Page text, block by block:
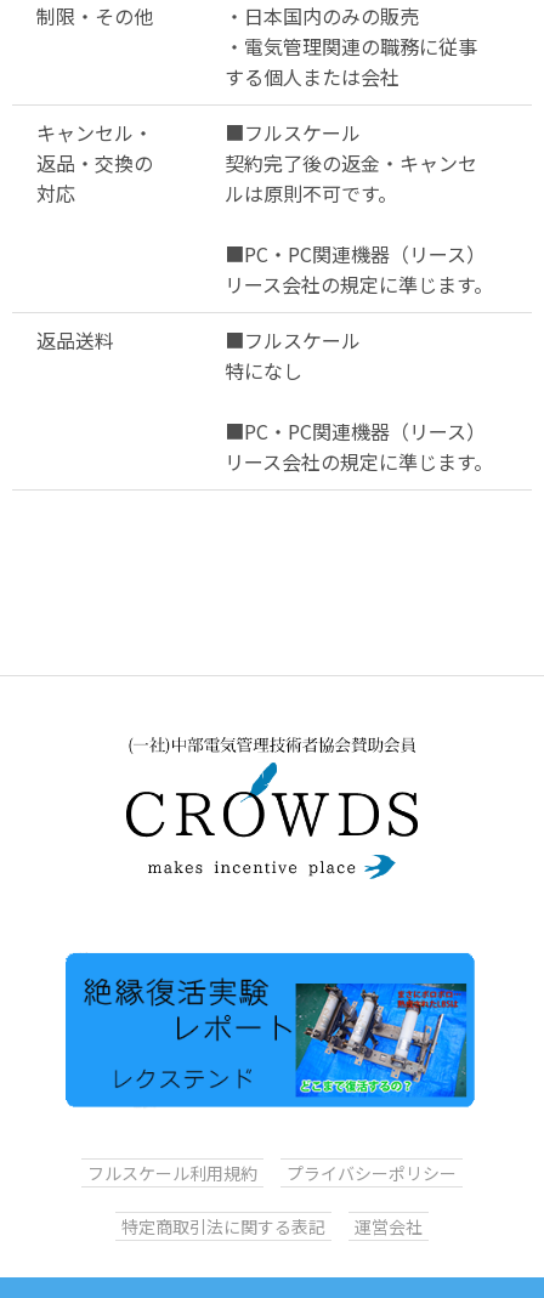
制限・その他
・日本国内のみの販売
・電気管理関連の職務に従事
する個人または会社
キャンセル・
返品・交換の
対応
■フルスケール
契約完了後の返金・キャンセ
ルは原則不可です。
■PC・PC関連機器（リース）
リース会社の規定に準じます。
返品送料
■フルスケール
特になし
■PC・PC関連機器（リース）
リース会社の規定に準じます。
フルスケール利用規約 プライバシーポリシー
特定商取引法に関する表記 運営会社